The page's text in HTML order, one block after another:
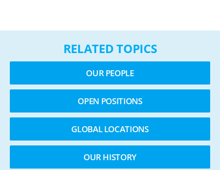
RELATED TOPICS
OUR PEOPLE
OPEN POSITIONS
GLOBAL LOCATIONS
OUR HISTORY